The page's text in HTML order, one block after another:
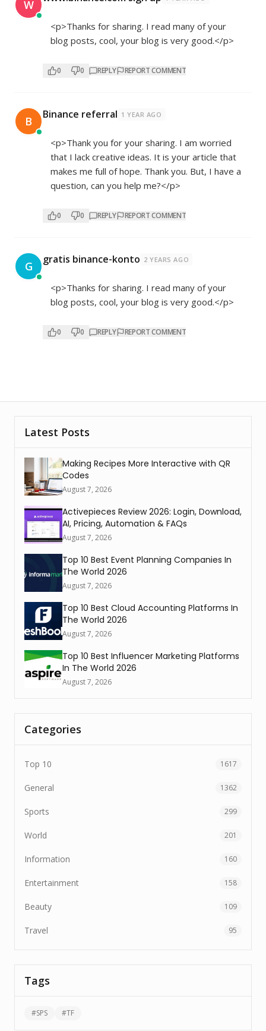
W
<p>Thanks for sharing. I read many of your
blog posts, cool, your blog is very good.</p>
0 0 REPLY REPORT COMMENT
B Binance referral 1 YEAR AGO
<p>Thank you for your sharing. I am worried
that I lack creative ideas. It is your article that
makes me full of hope. Thank you. But, I have a
question, can you help me?</p>
0 0 REPLY REPORT COMMENT
G gratis binance-konto 2 YEARS AGO
<p>Thanks for sharing. I read many of your
blog posts, cool, your blog is very good.</p>
0 0 REPLY REPORT COMMENT
Latest Posts
Making Recipes More Interactive with QR
Codes
August 7, 2026
Activepieces Review 2026: Login, Download,
AI, Pricing, Automation & FAQs
August 7, 2026
Top 10 Best Event Planning Companies In
The World 2026
August 7, 2026
Top 10 Best Cloud Accounting Platforms In
The World 2026
August 7, 2026
Top 10 Best Influencer Marketing Platforms
In The World 2026
August 7, 2026
Categories
Top 10 1617
General 1362
Sports 299
World 201
Information 160
Entertainment 158
Beauty 109
Travel 95
Tags
#SPS #TF